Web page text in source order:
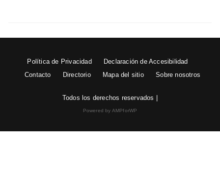
Política de Privacidad
Declaración de Accesibilidad
Contacto
Directorio Mapa del sitio Sobre nosotros
Todos los derechos reservados |
Powered by AMPforWP